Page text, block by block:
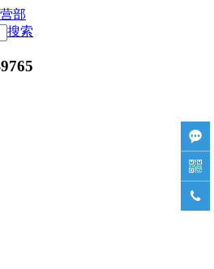
搜索


